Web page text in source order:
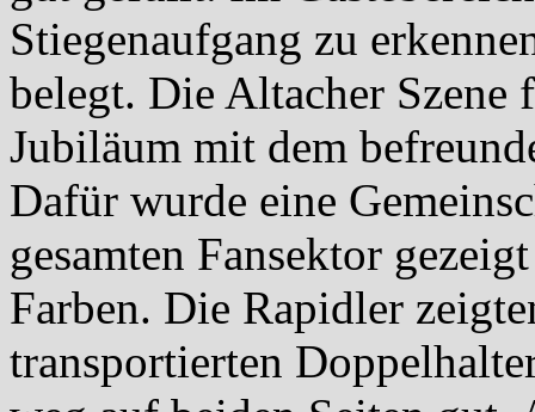
Stiegenaufgang zu
belegt. Die Altacher Szene
Jubiläum mit dem
Dafür wurde eine
gesamten Fansektor
Farben. Die Rapidler
transportierten